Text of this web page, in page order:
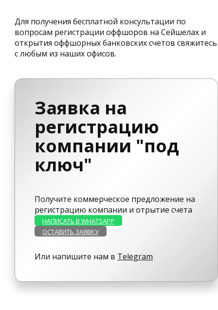
Для получения бесплатной консультации по
вопросам регистрации оффшоров на Сейшелах и
открытия оффшорных банковских счетов свяжитесь
с любым из наших офисов.
Заявка на
регистрацию
компании "под
ключ"
Получите коммерческое предложение на
регистрацию компании и отрытие счета
НАПИСАТЬ В WHATSAPP
ОСТАВИТЬ ЗАЯВКУ
Или напишите нам в Telegram